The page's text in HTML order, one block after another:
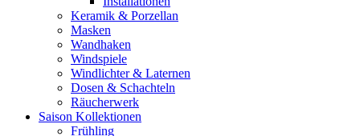
Keramik & Porzellan
Masken
Wandhaken
Windspiele
Windlichter & Laternen
Dosen & Schachteln
Räucherwerk
Saison Kollektionen
Frühling